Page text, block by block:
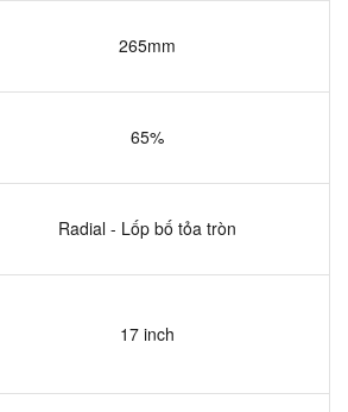
265mm
65%
Radial - Lốp bố tỏa tròn
17 inch